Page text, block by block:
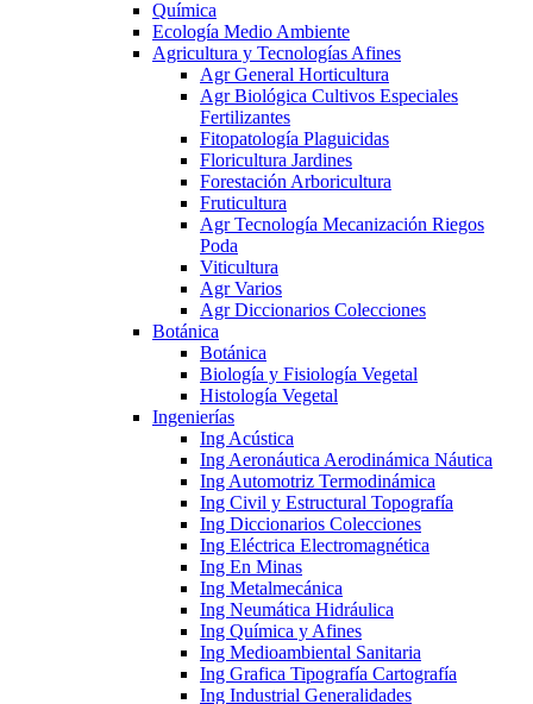
Química
Ecología Medio Ambiente
Agricultura y Tecnologías Afines
Agr General Horticultura
Agr Biológica Cultivos Especiales
Fertilizantes
Fitopatología Plaguicidas
Floricultura Jardines
Forestación Arboricultura
Fruticultura
Agr Tecnología Mecanización Riegos
Poda
Viticultura
Agr Varios
Agr Diccionarios Colecciones
Botánica
Botánica
Biología y Fisiología Vegetal
Histología Vegetal
Ingenierías
Ing Acústica
Ing Aeronáutica Aerodinámica Náutica
Ing Automotriz Termodinámica
Ing Civil y Estructural Topografía
Ing Diccionarios Colecciones
Ing Eléctrica Electromagnética
Ing En Minas
Ing Metalmecánica
Ing Neumática Hidráulica
Ing Química y Afines
Ing Medioambiental Sanitaria
Ing Grafica Tipografía Cartografía
Ing Industrial Generalidades